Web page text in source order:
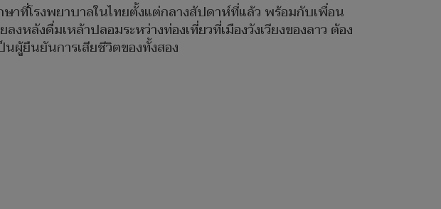
ษาที่โรงพยาบาลในไทยตั้งแต่กลางสัปดาห์ที่แล้ว พร้อมกับเพื่อน
หลังดื่มเหล้าปลอมระหว่างท่องเที่ยวที่เมืองวังเวียงของลาว ต้อง
ผู้ยืนยันการเสียชีวิตของทั้งสอง